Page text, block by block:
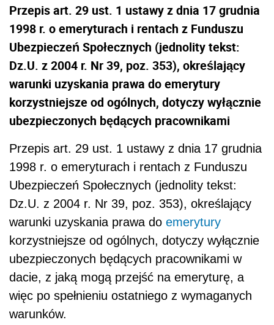
Przepis art. 29 ust. 1 ustawy z dnia 17 grudnia
1998 r. o emeryturach i rentach z Funduszu
Ubezpieczeń Społecznych (jednolity tekst:
Dz.U. z 2004 r. Nr 39, poz. 353), określający
warunki uzyskania prawa do emerytury
korzystniejsze od ogólnych, dotyczy wyłącznie
ubezpieczonych będących pracownikami
Przepis art. 29 ust. 1 ustawy z dnia 17 grudnia
1998 r. o emeryturach i rentach z Funduszu
Ubezpieczeń Społecznych (jednolity tekst:
Dz.U. z 2004 r. Nr 39, poz. 353), określający
warunki uzyskania prawa do emerytury
korzystniejsze od ogólnych, dotyczy wyłącznie
ubezpieczonych będących pracownikami w
dacie, z jaką mogą przejść na emeryturę, a
więc po spełnieniu ostatniego z wymaganych
warunków.